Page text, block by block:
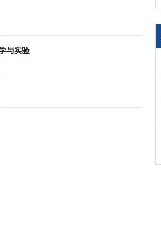
与实验